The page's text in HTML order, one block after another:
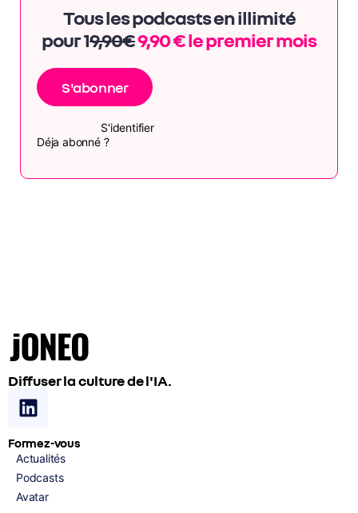
Tous les podcasts en illimité
pour 19,90€9,90 € le premier mois
S'abonner
Déja abonné ?
S'identifier
Diffuser la culture de l'IA.
Formez-vous
Actualités
Podcasts
Avatar